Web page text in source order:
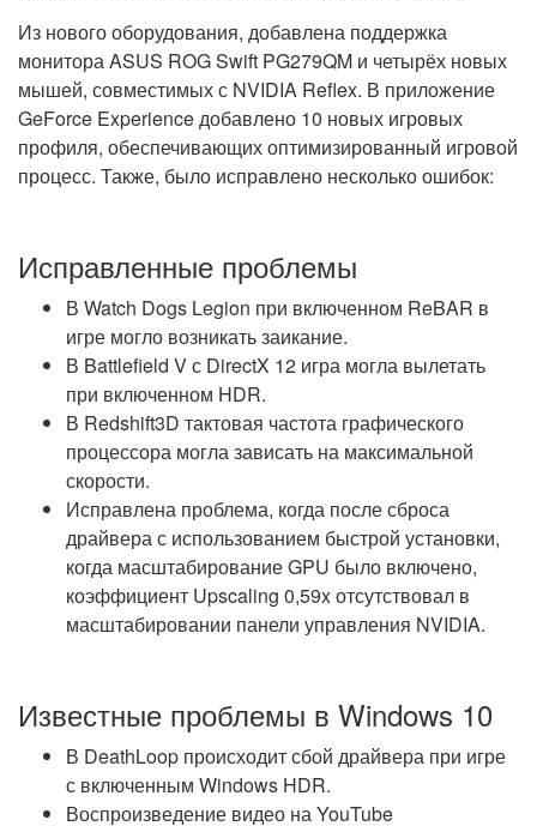
Из нового оборудования, добавлена поддержка
монитора ASUS ROG Swift PG279QM и четырёх новых
мышей, совместимых с NVIDIA Reflex. В приложение
GeForce Experience добавлено 10 новых игровых
профиля, обеспечивающих оптимизированный игровой
процесс. Также, было исправлено несколько ошибок:
Исправленные проблемы
В Watch Dogs Legion при включенном ReBAR в
игре могло возникать заикание.
В Battlefield V с DirectX 12 игра могла вылетать
при включенном HDR.
В Redshift3D тактовая частота графического
процессора могла зависать на максимальной
скорости.
Исправлена проблема, когда после сброса
драйвера с использованием быстрой установки,
когда масштабирование GPU было включено,
коэффициент Upscaling 0,59x отсутствовал в
масштабировании панели управления NVIDIA.
Известные проблемы в Windows 10
В DeathLoop происходит сбой драйвера при игре
с включенным Windows HDR.
Воспроизведение видео на YouTube